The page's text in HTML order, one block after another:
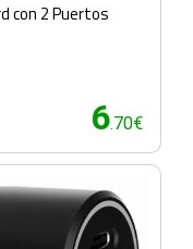
con 2 Puertos
6.70€